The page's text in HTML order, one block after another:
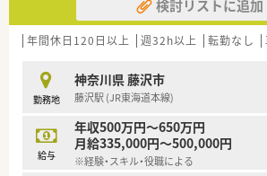
■24時間営業は実施しておらず、地域住
開局時間となっているため、生活リズム
■入社後は調剤研修センターにて実戦形
ため、最新の機器操作や調剤技術を確実
ます。
■管理薬剤師へのステップアップはもち
に応じて在宅医療のスペシャリストなど
■認定薬剤師の取得支援制度が整ってお
地域医療に貢献するスペシャリストとし
検討リストに追加
年間休日120日以上 週32h以上 転勤なし
勤務地
神奈川県 藤沢市
藤沢駅 (JR東海道本線)
給与
年収500万円～650万円
月給335,000円～500,000円
※経験・スキル・役職による